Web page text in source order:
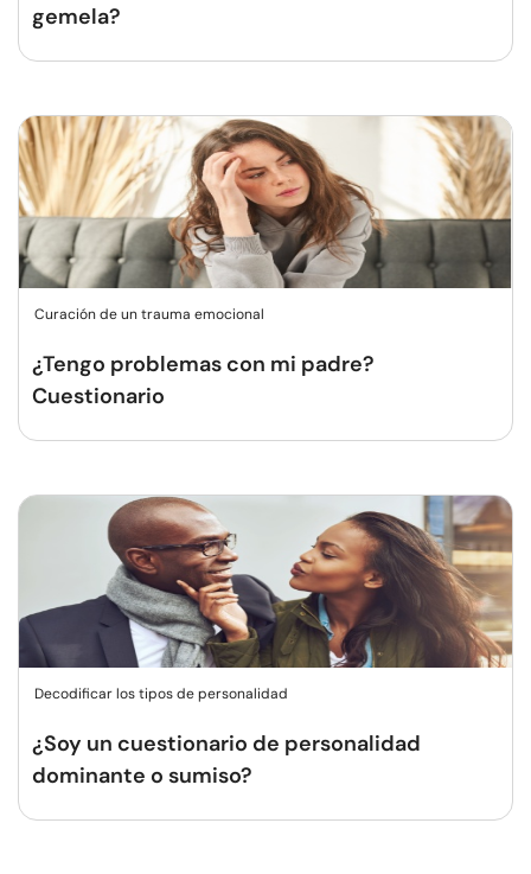
gemela?
Curación de un trauma emocional
¿Tengo problemas con mi padre?
Cuestionario
Decodificar los tipos de personalidad
¿Soy un cuestionario de personalidad
dominante o sumiso?